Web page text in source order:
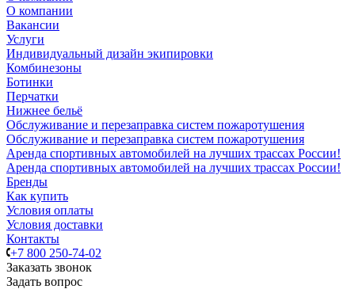
О компании
Вакансии
Услуги
Индивидуальный дизайн экипировки
Комбинезоны
Ботинки
Перчатки
Нижнее бельё
Обслуживание и перезаправка систем пожаротушения
Обслуживание и перезаправка систем пожаротушения
Аренда спортивных автомобилей на лучших трассах России!
Аренда спортивных автомобилей на лучших трассах России!
Бренды
Как купить
Условия оплаты
Условия доставки
Контакты
+7 800 250-74-02
Заказать звонок
Задать вопрос